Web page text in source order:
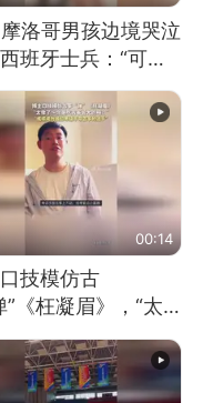
洛哥男孩边境哭泣
班牙士兵：“可不
不要把我遣返回国”
00:14
技模仿古
”《枉凝眉》，“太
～你是吃古筝长大的
”“或将成为首位考级
古筝的选手。”（来